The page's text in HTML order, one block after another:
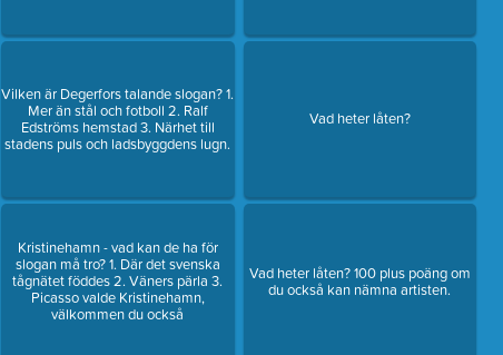
Vilken är Degerfors talande slogan? 1.
Mer än stål och fotboll 2. Ralf
Edströms hemstad 3. Närhet till
stadens puls och ladsbyggdens lugn.
Kristinehamn - vad kan de ha för
slogan må tro? 1. Där det svenska
tågnätet föddes 2. Väners pärla 3.
Picasso valde Kristinehamn,
välkommen du också
Vad heter låten?
Vad heter låten? 100 plus poäng om
du också kan nämna artisten.